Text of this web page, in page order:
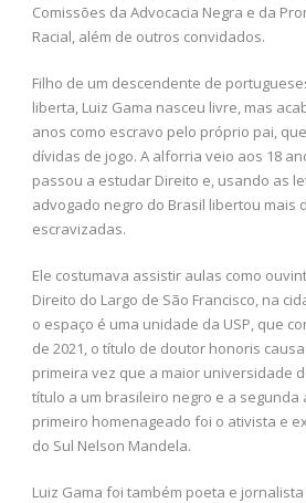
Comissões da Advocacia Negra e da
Racial, além de outros convidados.
Filho de um descendente de
liberta, Luiz Gama nasceu livre, mas
anos como escravo pelo próprio pai,
dívidas de jogo. A alforria veio aos 18
passou a estudar Direito e, usando as
advogado negro do Brasil libertou mais
escravizadas.
Ele costumava assistir aulas como
Direito do Largo de São Francisco, na
o espaço é uma unidade da USP, que
de 2021, o título de doutor honoris
primeira vez que a maior universidade
título a um brasileiro negro e a segunda
primeiro homenageado foi o ativista e
do Sul Nelson Mandela.
Luiz Gama foi também poeta e